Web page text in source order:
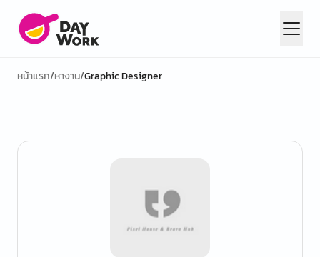
หน้าแรก/หางาน/Graphic Designer